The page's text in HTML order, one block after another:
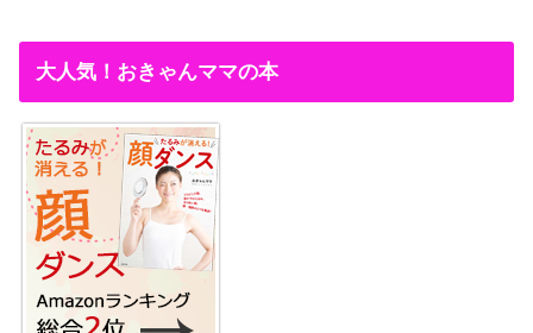
大人気！おきゃんママの本